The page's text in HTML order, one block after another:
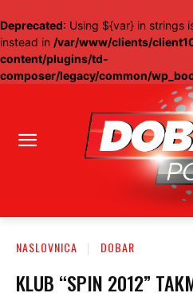
Deprecated: Using ${var} in strings
instead in /var/www/clients/
content/plugins/td-
composer/legacy/common/
NASLOVNICA DOBAR
KLUB “SPIN 2012”